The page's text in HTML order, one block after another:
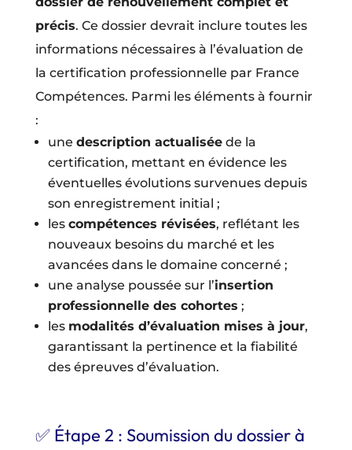
précis. Ce dossier devrait inclure toutes les
informations nécessaires à l’évaluation de
la certification professionnelle par France
Compétences. Parmi les éléments à fournir
:
une description actualiséede la
certification, mettant en évidence les
éventuelles évolutions survenues depuis
son enregistrement initial ;
les compétences révisées, reflétant les
nouveaux besoins du marché et les
avancées dans le domaine concerné ;
une analyse poussée sur l’insertion
professionnelle des cohortes ;
les modalités d’évaluation mises à jour,
garantissant la pertinence et la fiabilité
des épreuves d’évaluation.
✅ Étape 2 : Soumission du dossier à